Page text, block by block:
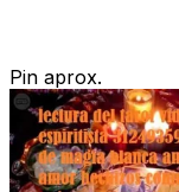
Pin aprox.